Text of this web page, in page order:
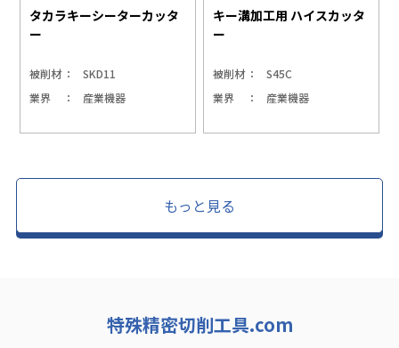
タカラキーシーターカッタ
ー
被削材
SKD11
業界
産業機器
キー溝加工用 ハイスカッタ
ー
被削材
S45C
業界
産業機器
もっと見る
特殊精密切削工具.com